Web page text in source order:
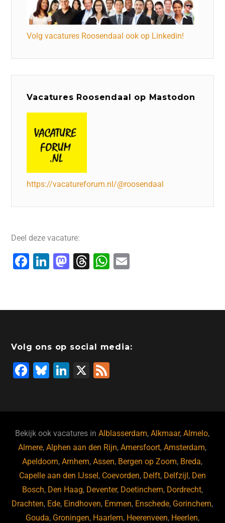
Volg vacatures Roosendaal ook op Linkedin!
Vacatures Roosendaal op Mastodon
https://vacatureforum.nl/@roosendaal
Deel deze vacature:
F
e
o
o
k
Li
e
n
M
o
o
T
a
s
W
s
p
l
Volg ons op social media:
F
b
o
o
k
Bl
ky
Li
dI
n
X
Bekijk ook vacatures inAlblasserdam,Alkmaar,Almelo,
Almere,Alphen aan den Rijn,Amersfoort,Amsterdam,
Apeldoorn,Arnhem,Assen, Bergen op Zoom, Breda,
Capelle aan den IJssel, Coevorden, Delft, Delfzijl, Den
Bosch, Den Haag, Deventer, Doetinchem, Dordrecht,
Drachten, Ede, Eindhoven, Emmen, Enschede, Gorinchem,
Gouda, Groningen, Haarlem, Heerenveen, Heerlen,